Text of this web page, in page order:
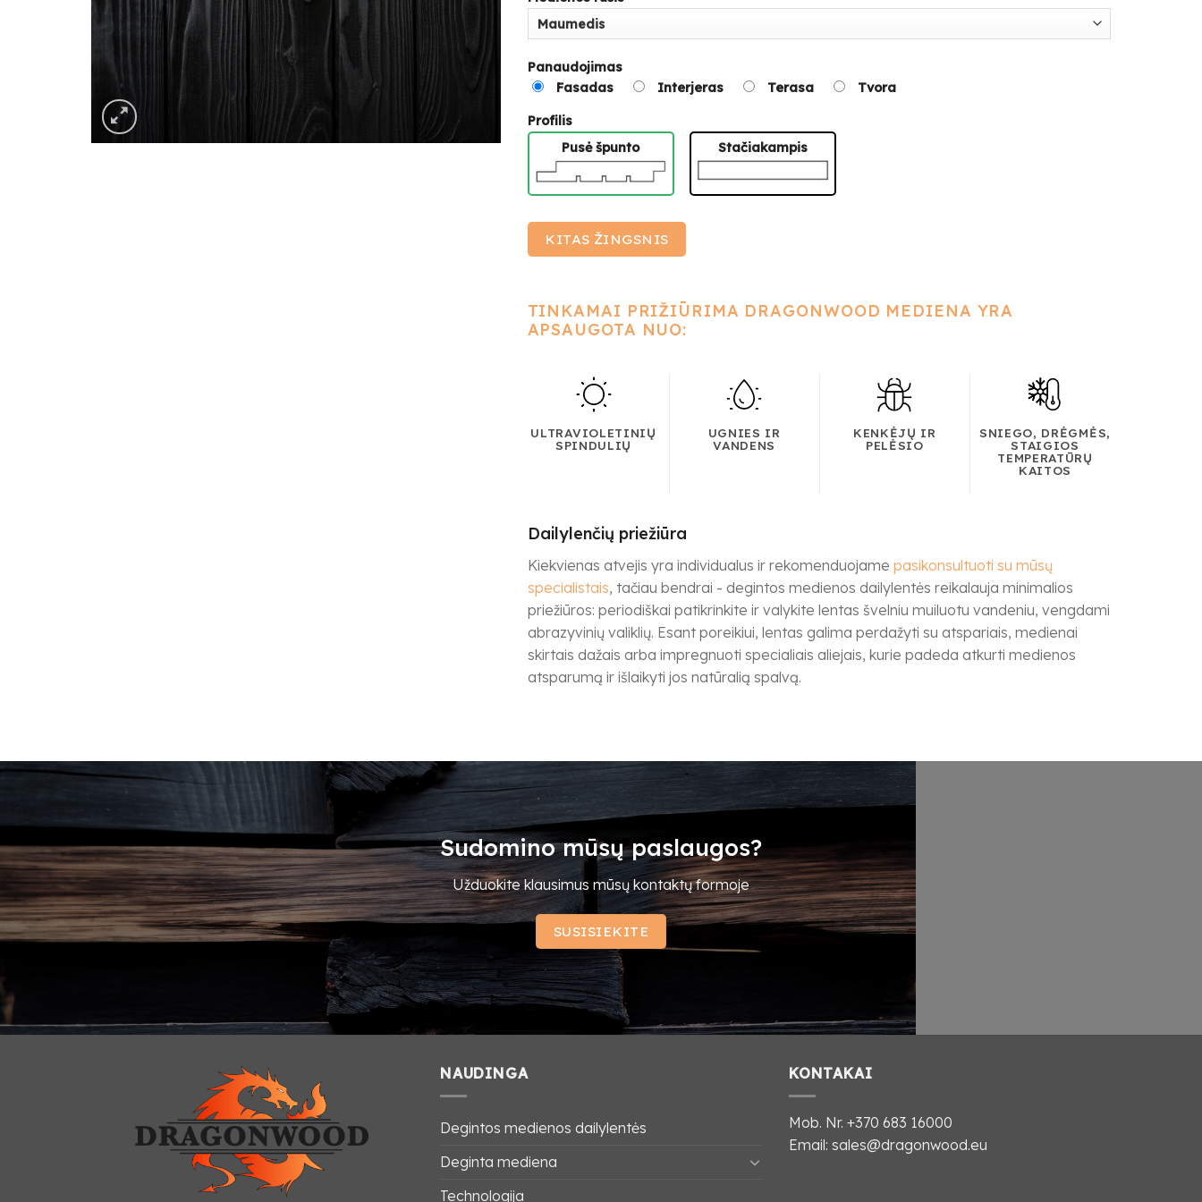
Panaudojimas
Fasadas
Interjeras Terasa Tvora
Profilis
Pusė špunto
Stačiakampis
KITAS ŽINGSNIS
TINKAMAI PRIŽIŪRIMA DRAGONWOOD MEDIENA YRA
APSAUGOTA NUO:
ULTRAVIOLETINIŲ
SPINDULIŲ
UGNIES IR
VANDENS
KENKĖJŲ IR
PELĖSIO
SNIEGO, DRĖGMĖS,
STAIGIOS
TEMPERATŪRŲ
KAITOS
Dailylenčių priežiūra
Kiekvienas atvejis yra individualus ir rekomenduojame pasikonsultuoti su mūsų
specialistais, tačiau bendrai - degintos medienos dailylentės reikalauja minimalios
priežiūros: periodiškai patikrinkite ir valykite lentas švelniu muiluotu vandeniu, vengdami
abrazyvinių valiklių. Esant poreikiui, lentas galima perdažyti su atspariais, medienai
skirtais dažais arba impregnuoti specialiais aliejais, kurie padeda atkurti medienos
atsparumą ir išlaikyti jos natūralią spalvą.
Sudomino mūsų paslaugos?
Užduokite klausimus mūsų kontaktų formoje
SUSISIEKITE
NAUDINGA
Degintos medienos dailylentės
Deginta mediena
Technologija
KONTAKAI
Mob. Nr. +370 683 16000
Email: sales@dragonwood.eu